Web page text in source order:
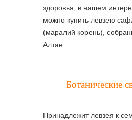
здоровья, в нашем
можно купить левзею
(маралий корень),
Алтае.
Ботанические
Принадлежит левзея к